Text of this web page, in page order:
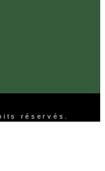
réservés.